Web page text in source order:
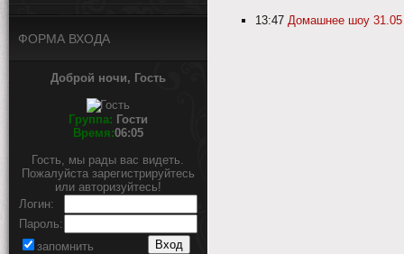
ФОРМА ВХОДА
Доброй ночи, Гость
Группа: Гости
Время:06:05
Гость, мы рады вас видеть.
Пожалуйста зарегистрируйтесь
или авторизуйтесь!
Логин:
Пароль:
запомнить
13:47 Домашнее шоу